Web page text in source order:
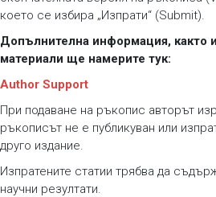
което се избира „Изпрати“ (Submit).
Допълнителна информация, както
материали ще намерите тук:
Author Support
При подаване на ръкопис авторът
ръкописът не е публикуван или
друго издание.
Изпратените статии трябва да
научни резултати.